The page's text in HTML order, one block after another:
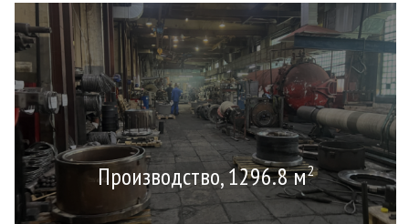
Производство, 1296.8 м2